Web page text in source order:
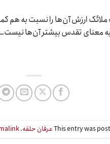
ارزش آن‌ها را نسبت به هم
معنای تقدس بیشتر آن‌ها
This entry wasعرفان حلقه. Bookmark the